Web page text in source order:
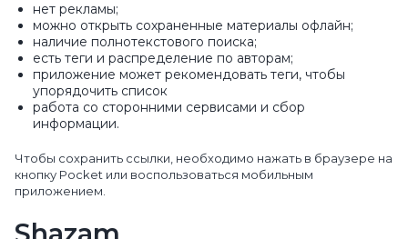
нет рекламы;
можно открыть сохраненные материалы офлайн;
наличие полнотекстового поиска;
есть теги и распределение по авторам;
приложение может рекомендовать теги, чтобы
упорядочить список
работа со сторонними сервисами и сбор
информации.
Чтобы сохранить ссылки, необходимо нажать в браузере на
кнопку Pocket или воспользоваться мобильным
приложением.